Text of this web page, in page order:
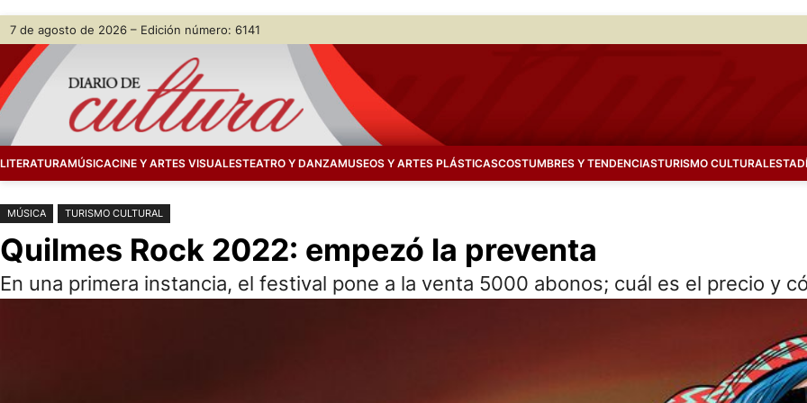
Saltar
contenido
Skip
content
7 de agosto de 2026 – Edición número: 6141
LITERATURAMÚSICACINE Y ARTES VISUALESTEATRO Y DANZAMUSEOS Y ARTES PLÁSTICASCOSTUMBRES Y TENDENCIASTURISMO CULTURAL
MÚSICA TURISMO CULTURAL
Quilmes Rock 2022: empezó la preventa
En una primera instancia, el festival pone a la venta 5000 abonos; cuál es el precio y